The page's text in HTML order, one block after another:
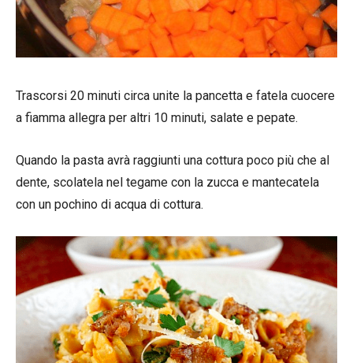
Trascorsi 20 minuti circa unite la pancetta e fatela cuocere
a fiamma allegra per altri 10 minuti, salate e pepate.
Quando la pasta avrà raggiunti una cottura poco più che al
dente, scolatela nel tegame con la zucca e mantecatela
con un pochino di acqua di cottura.